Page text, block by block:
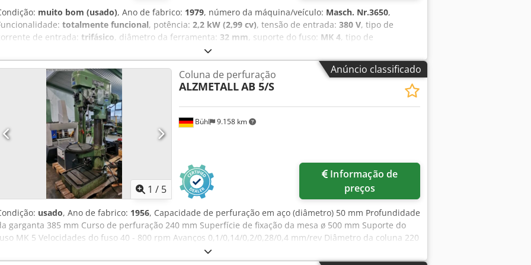
muito bom (usado), Ano de fabrico: 1979, número da máquina/veículo: Masch. Nr.3650,
totalmente funcional, potência: 2,2 kW (2,99 cv), tensão de entrada: 380 V, tipo de
de entrada: trifásico, diâmetro da ferramenta: 32 mm, suporte do fuso: MK 4, tipo de
, profundidade da garganta:
Marcação CE, documentação / manual, velocidade de rotação infinitamente variável,
Furadeira de coluna ALZMETALL bem conservada AB 35 S Nº de série 3650 Fuso flangeado MK4 Alcance
300 mm Cjdpfxjzicxrj Ac Ijrf Curso do fuso 160 mm Velocidade do fuso 55-1500 rpm sem escalonamento
Velocidade do fuso em 2 estágios de transmissão Capacidade de perfuração: 32 mm em aço, 45 mm em
ferro fundido cinzento Área ocupada 1,3 m x 0,9 m Altura 1,87 m Peso 430 kg Apenas retirada e
pagamento em dinheiro
Anúncio classificado
1 / 5
Bühl 9.158 km
Coluna de perfuração
ALZMETALLAB 5/S
preços
usado, Ano de fabrico: 1956, Capacidade de perfuração em aço (diâmetro) 50 mm Profundidade
garganta 385 mm Curso de perfuração 240 mm Superfície de fixação da mesa ø 500 mm Suporte do
MK 5 Velocidades do fuso 40 - 800 rpm Avanços 0,1/0,14/0,2/0,28/0,4 mm/rev Diâmetro da coluna 220
mm Codsvh I U Tjpfx Ac Iorf Distância fuso/mesa máx. 670 mm Distância fuso/placa de base 1180 mm
total necessária 4 kW Peso da máquina aprox. 1,4 toneladas Dimensões da máquina C x L x A 1,5